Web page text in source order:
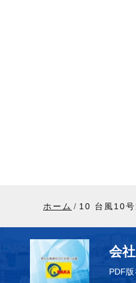
ホーム 10 台風10号
会
PDF